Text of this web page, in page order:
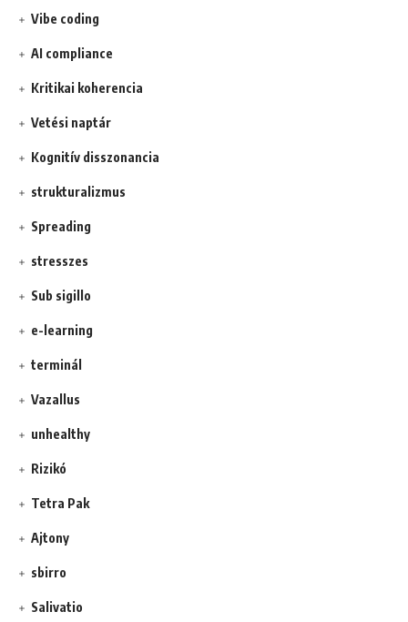
Vibe coding
AI compliance
Kritikai koherencia
Vetési naptár
Kognitív disszonancia
strukturalizmus
Spreading
stresszes
Sub sigillo
e-learning
terminál
Vazallus
unhealthy
Rizikó
Tetra Pak
Ajtony
sbirro
Salivatio